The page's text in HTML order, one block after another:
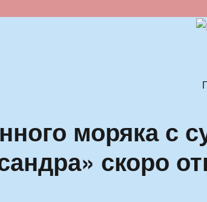
моряка с
скоро